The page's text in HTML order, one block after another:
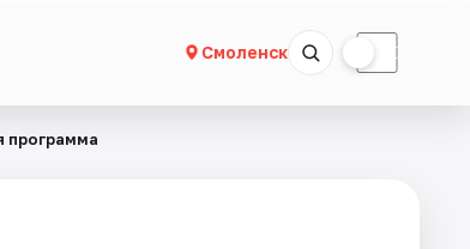
Смоленск ☾
программа